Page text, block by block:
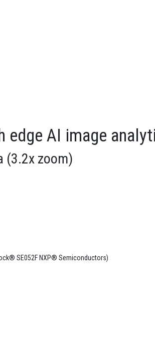
edge AI image
(3.2x zoom)
SE052F NXP® Semiconductors)